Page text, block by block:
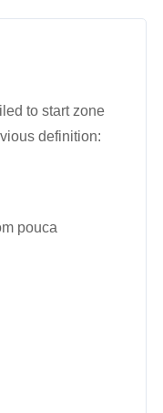
to start zone
definition:
pouca